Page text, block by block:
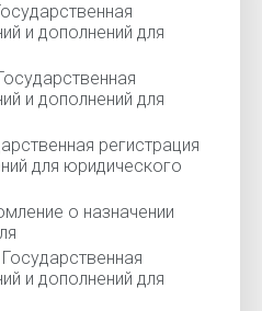
и дополнений для
и дополнений для
регистрация
для юридического
о назначении
и дополнений для